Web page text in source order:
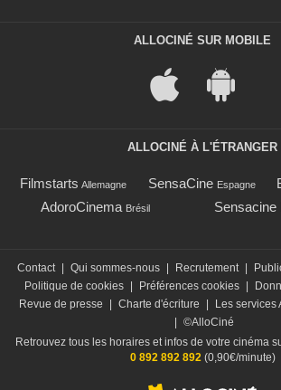
ALLOCINÉ SUR MOBILE
ALLOCINÉ À L'ÉTRANGER
Filmstarts Allemagne SensaCine Espagne
AdoroCinema Brésil Sensacine
Contact | Qui sommes-nous | Recrutement |
Politique de cookies | Préférences cookies |
Revue de presse
| Charte d'écriture | Les services
| ©AlloCiné
Retrouvez tous les horaires et infos de votre cinéma
0 892 892 892 (0,90€/minute)